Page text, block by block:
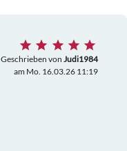
Geschrieben von Judi1984
am Mo. 16.03.26 11:19